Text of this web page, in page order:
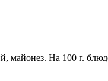
На 100 г.